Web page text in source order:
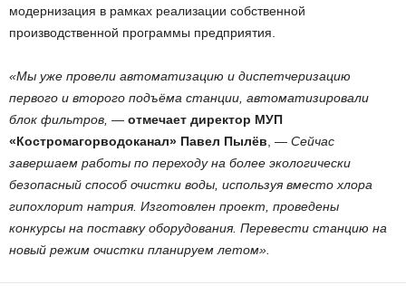
модернизация в рамках реализации собственной
производственной программы предприятия.
«Мы уже провели автоматизацию и диспетчеризацию
первого и второго подъёма станции, автоматизировали
блок фильтров, — отмечает директор МУП
«Костромагорводоканал» Павел Пылёв, — Сейчас
завершаем работы по переходу на более экологически
безопасный способ очистки воды, используя вместо хлора
гипохлорит натрия. Изготовлен проект, проведены
конкурсы на поставку оборудования. Перевести станцию на
новый режим очистки планируем летом».